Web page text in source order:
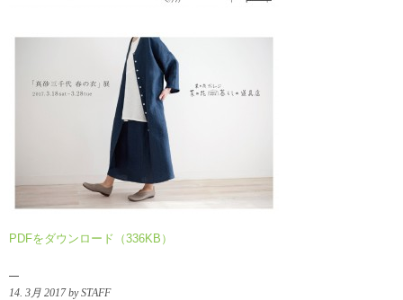
PDFをダウンロード（336KB）
14. 3月 2017 by STAFF